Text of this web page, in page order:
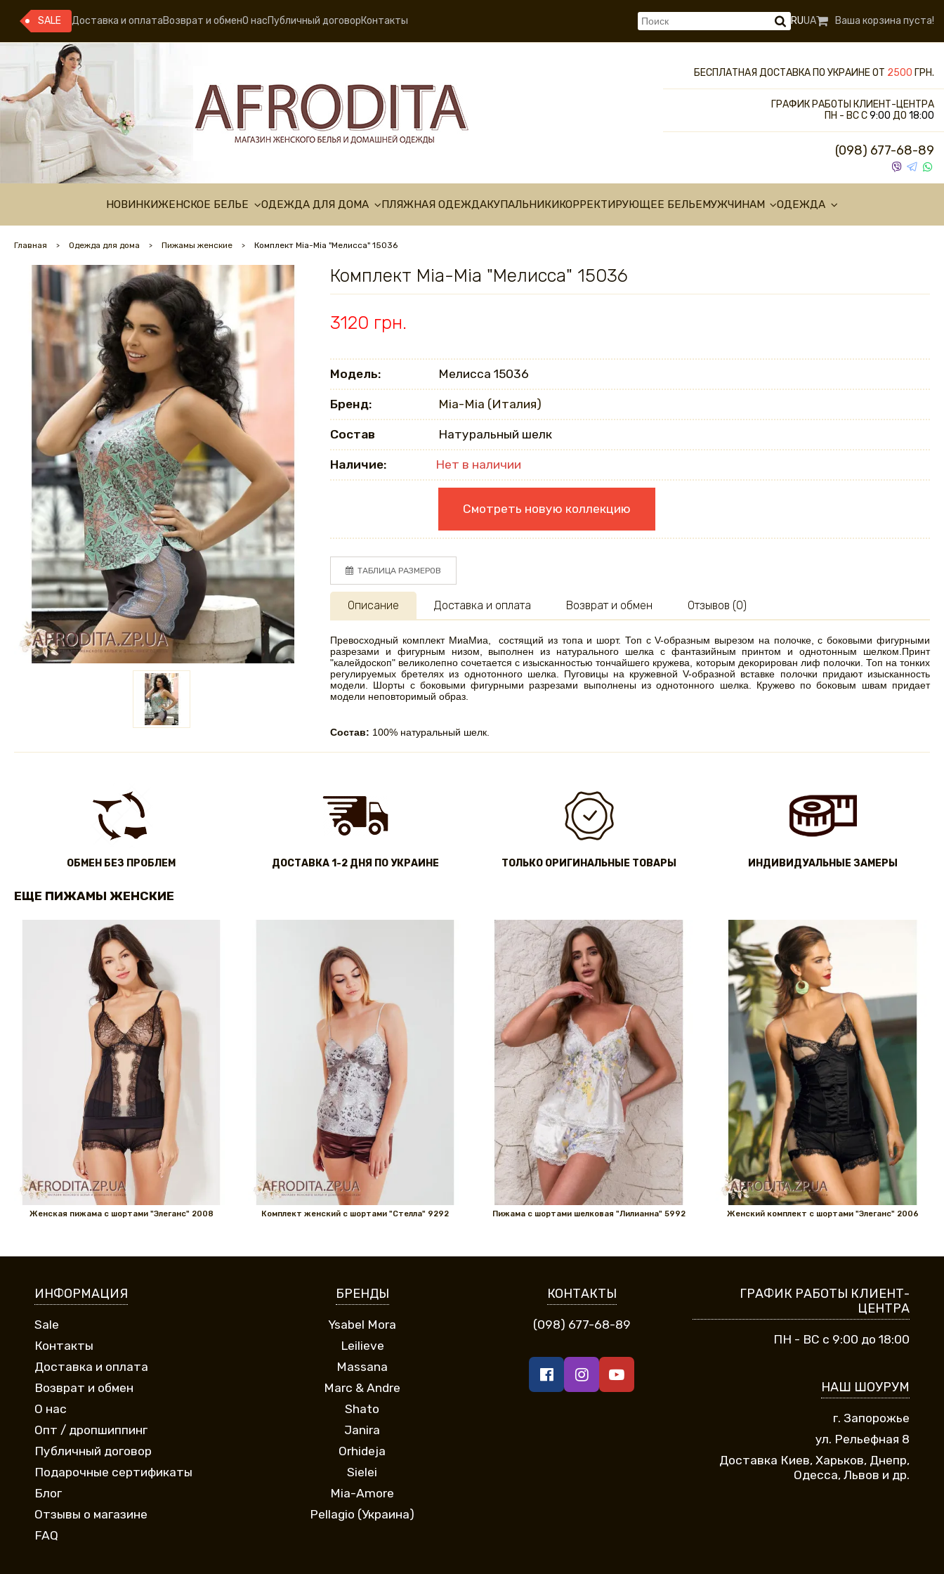
SALE Доставка и оплатаВозврат и обменО насПубличный договорКонтакты RUUA Ваша корзина пуста!
БЕСПЛАТНАЯ ДОСТАВКА ПО УКРАИНЕ ОТ 2500 ГРН.
ГРАФИК РАБОТЫ КЛИЕНТ-ЦЕНТРА
ПН - ВС С9:00 ДО 18:00
(098) 677-68-89
НОВИНКИЖЕНСКОЕ БЕЛЬЕ ОДЕЖДА ДЛЯ ДОМА ПЛЯЖНАЯ ОДЕЖДАКУПАЛЬНИКИКОРРЕКТИРУЮЩЕЕ БЕЛЬЕМУЖЧИНАМ ОДЕЖДА
Главная Одежда для дома Пижамы женские Комплект Mia-Mia "Мелисса" 15036
Комплект Mia-Mia "Мелисса" 15036
3120 грн.
Модель: Мелисса 15036
Бренд: Mia-Mia (Италия)
Состав Натуральный шелк
Наличие: Нет в наличии
Смотреть новую коллекцию
ТАБЛИЦА РАЗМЕРОВ
Описание
Превосходный комплект МиаМиа, состящий из топа и шорт. Топ с V-образным вырезом на полочке, с боковыми фигурными
разрезами и фигурным низом, выполнен из натурального шелка с фантазийным принтом и однотонным шелком.Принт
"калейдоскоп" великолепно сочетается с изысканностью тончайшего кружева, которым декорирован лиф полочки. Топ на тонких
регулируемых бретелях из однотонного шелка. Пуговицы на кружевной V-образной вставке полочки придают изысканность
модели. Шорты с боковыми фигурными разрезами выполнены из однотонного шелка. Кружево по боковым швам придает
модели неповторимый образ.
Состав: 100% натуральный шелк.
Доставка и оплата Возврат и обмен Отзывов (0)
ОБМЕН БЕЗ ПРОБЛЕМ ДОСТАВКА 1-2 ДНЯ ПО УКРАИНЕ ТОЛЬКО ОРИГИНАЛЬНЫЕ ТОВАРЫ ИНДИВИДУАЛЬНЫЕ ЗАМЕРЫ
ЕЩЕ ПИЖАМЫ ЖЕНСКИЕ
Женская пижама с шортами "Элеганс" 2008 Комплект женский с шортами "Стелла" 9292 Пижама с шортами шелковая "Лилианна" 5992 Женский комплект с шортами "Элеганс" 2006
ИНФОРМАЦИЯ
Sale
Контакты
Доставка и оплата
Возврат и обмен
О нас
Опт / дропшиппинг
Публичный договор
Подарочные сертификаты
Блог
Отзывы о магазине
FAQ
БРЕНДЫ
Ysabel Mora
Leilieve
Massana
Marc & Andre
Shato
Janira
Orhideja
Sielei
Mia-Amore
Pellagio (Украина)
КОНТАКТЫ
(098) 677-68-89
ГРАФИК РАБОТЫ КЛИЕНТ-
ЦЕНТРА
ПН - ВС с 9:00 до 18:00
НАШ ШОУРУМ
г. Запорожье
ул. Рельефная 8
Доставка Киев, Харьков, Днепр,
Одесса, Львов и др.